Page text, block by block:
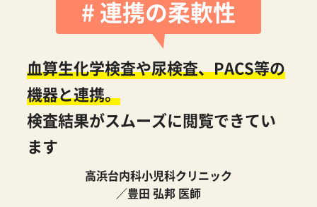
# 連携の柔軟性
血算生化学検査や尿検査、PACS等の
機器と連携。
検査結果がスムーズに閲覧できてい
ます
高浜台内科小児科クリニック
／豊田 弘邦 医師